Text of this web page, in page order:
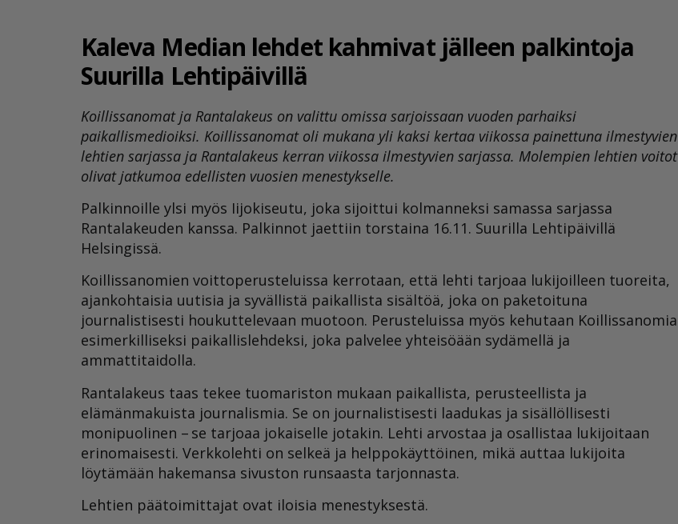
Kaleva Median lehdet kahmivat jälleen palkintoja
Suurilla Lehtipäivillä
Koillissanomat ja Rantalakeus on valittu omissa sarjoissaan vuoden parhaiksi
paikallismedioiksi. Koillissanomat oli mukana yli kaksi kertaa viikossa painettuna ilmestyvien
lehtien sarjassa ja Rantalakeus kerran viikossa ilmestyvien sarjassa. Molempien lehtien voitot
olivat jatkumoa edellisten vuosien menestykselle.
Palkinnoille ylsi myös Iijokiseutu, joka sijoittui kolmanneksi samassa sarjassa
Rantalakeuden kanssa. Palkinnot jaettiin torstaina 16.11. Suurilla Lehtipäivillä
Helsingissä.
Koillissanomien voittoperusteluissa kerrotaan, että lehti tarjoaa lukijoilleen tuoreita,
ajankohtaisia uutisia ja syvällistä paikallista sisältöä, joka on paketoituna
journalistisesti houkuttelevaan muotoon. Perusteluissa myös kehutaan Koillissanomia
esimerkilliseksi paikallislehdeksi, joka palvelee yhteisöään sydämellä ja
ammattitaidolla.
Rantalakeus taas tekee tuomariston mukaan paikallista, perusteellista ja
elämänmakuista journalismia. Se on journalistisesti laadukas ja sisällöllisesti
monipuolinen – se tarjoaa jokaiselle jotakin. Lehti arvostaa ja osallistaa lukijoitaan
erinomaisesti. Verkkolehti on selkeä ja helppokäyttöinen, mikä auttaa lukijoita
löytämään hakemansa sivuston runsaasta tarjonnasta.
Lehtien päätoimittajat ovat iloisia menestyksestä.